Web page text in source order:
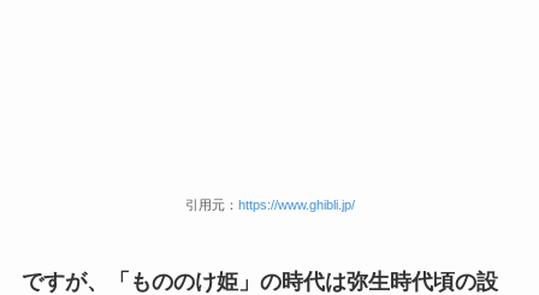
引用元： https://www.ghibli.jp/
ですが、「もののけ姫」の時代は弥生時代頃の設